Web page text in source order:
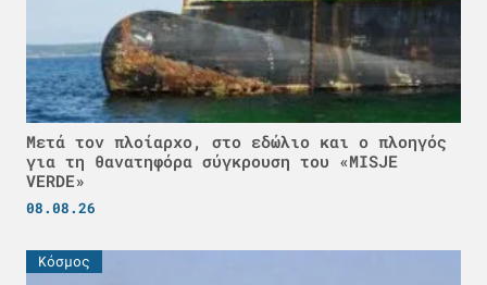
Μετά τον πλοίαρχο, στο εδώλιο και ο πλοηγός
για τη θανατηφόρα σύγκρουση του «MISJE
VERDE»
08.08.26
Κόσμος